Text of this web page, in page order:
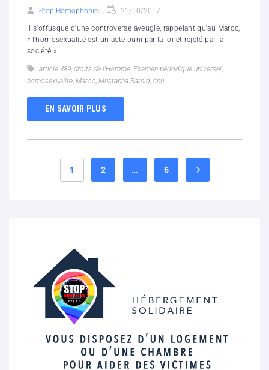
Stop Homophobie 21/10/2017
Il s'offusque d'une controverse aveugle, rappelant qu'au Maroc,
« l’homosexualité est un acte puni par la loi et rejeté par la
société ».
article 489 droits de l'Homme Examen périodique universel
homosexualite Maroc Mustapha Ramid, onu
EN SAVOIR PLUS
1 2 … 6